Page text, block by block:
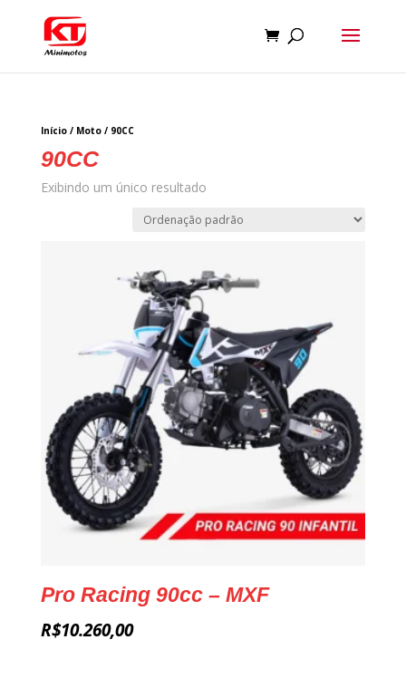
Início/ Moto/ 90CC
90CC
Exibindo um único resultado
Pro Racing 90cc – MXF
R$10.260,00